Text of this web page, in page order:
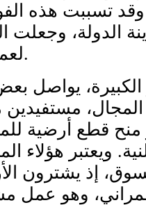
وقد تسببت هذه
الدولة،
لعمليات التزوير والاحتيال.
يواصل
مستفيدين
منح قطع أرضية
ويعتبر هؤلاء
إذ يشترون
وهو